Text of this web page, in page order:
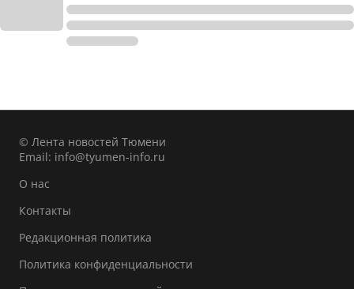
© Лента новостей Тюмени
Email: info@tyumen-info.ru
О нас
Контакты
Редакционная политика
Политика конфиденциальности